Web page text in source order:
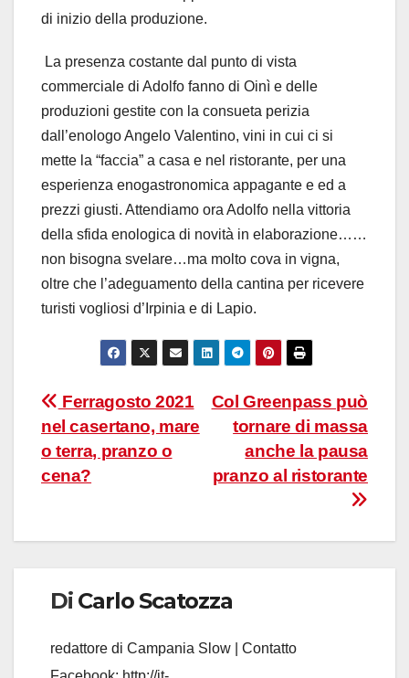
di inizio della produzione.
La presenza costante dal punto di vista
commerciale di Adolfo fanno di Oinì e delle
produzioni gestite con la consueta perizia
dall’enologo Angelo Valentino, vini in cui ci si
mette la “faccia” a casa e nel ristorante, per una
esperienza enogastronomica appagante e ed a
prezzi giusti. Attendiamo ora Adolfo nella vittoria
della sfida enologica di novità in elaborazione……
non bisogna svelare…ma molto cova in vigna,
oltre che l’adeguamento della cantina per ricevere
turisti vogliosi d’Irpinia e di Lapio.
Navigazione
articoli
Col Greenpass può
tornare di massa
anche la pausa
pranzo al ristorante
Ferragosto 2021
nel casertano, mare
o terra, pranzo o
cena?
Di Carlo Scatozza
redattore di Campania Slow | Contatto